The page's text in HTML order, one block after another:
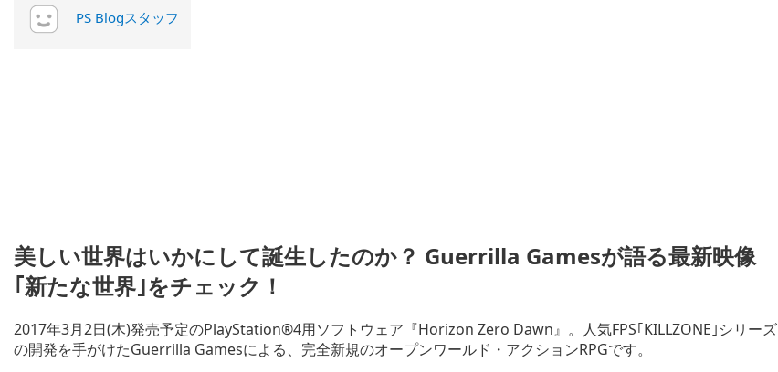
PS Blogスタッフ
美しい世界はいかにして誕生したのか？ Guerrilla Gamesが語る最新映像
｢新たな世界｣をチェック！
2017年3月2日(木)発売予定のPlayStation®4用ソフトウェア『Horizon Zero Dawn』。人気FPS｢KILLZONE｣シリーズ
の開発を手がけたGuerrilla Gamesによる、完全新規のオープンワールド・アクションRPGです。